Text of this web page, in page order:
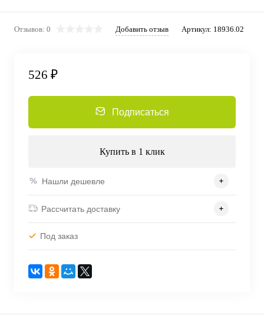
Отзывов: 0 Добавить отзыв Артикул: 18936.02
526 ₽
Подписаться
Купить в 1 клик
Нашли дешевле
Рассчитать доставку
Под заказ